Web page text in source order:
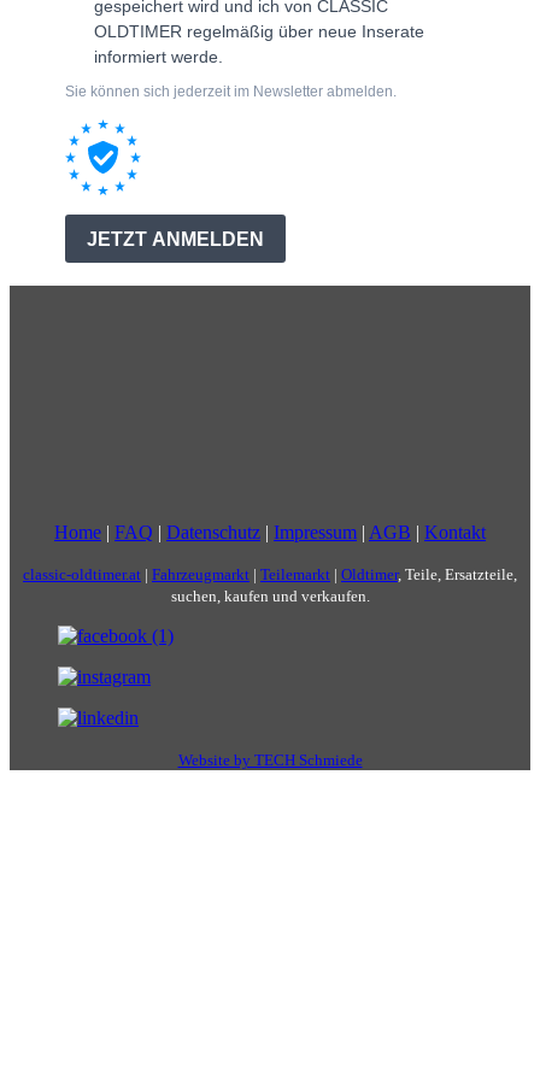
Home | FAQ | Datenschutz | Impressum | AGB | Kontakt
classic-oldtimer.at | Fahrzeugmarkt | Teilemarkt | Oldtimer, Teile, Ersatzteile,
suchen, kaufen und verkaufen.
Website by TECH Schmiede